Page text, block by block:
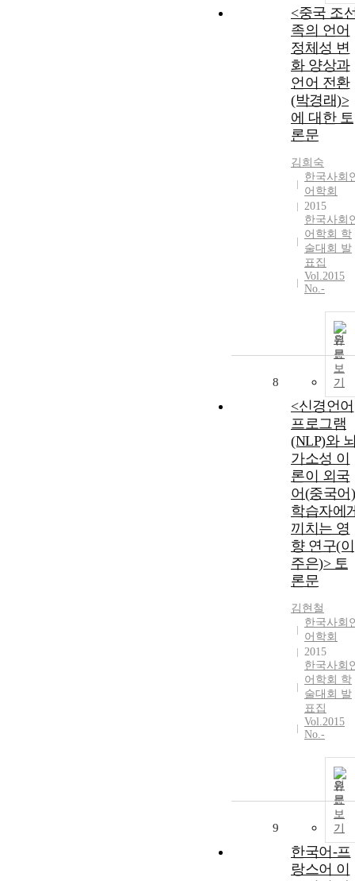
<중국 조
족의 언어
정체성 변
화 양상과
언어 전환
(박경래)>
에 대한 토
론문
김희숙
한국사회
어학회
2015
한국사회
어학회 학
술대회 발
표집
Vol.2015
No.-
원
문
보
기
8
<신경언어
프로그램
(NLP)와
가소성 이
론이 외국
어(중국어)
학습자에
끼치는 영
향 연구(이
주은)> 토
론문
김현철
한국사회
어학회
2015
한국사회
어학회 학
술대회 발
표집
Vol.2015
No.-
원
문
보
기
9
한국어-프
랑스어 이